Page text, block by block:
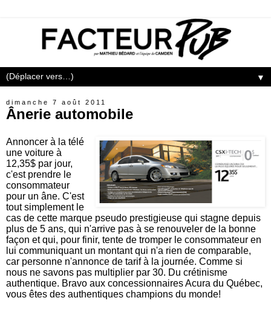
▼
dimanche 7 août 2011
Ânerie automobile
Annoncer à la télé
une voiture à
12,35$ par jour,
c'est prendre le
consommateur
pour un âne. C'est
tout simplement le
cas de cette marque pseudo prestigieuse qui stagne depuis
plus de 5 ans, qui n'arrive pas à se renouveler de la bonne
façon et qui, pour finir, tente de tromper le consommateur en
lui communiquant un montant qui n'a rien de comparable,
car personne n'annonce de tarif à la journée. Comme si
nous ne savons pas multiplier par 30. Du crétinisme
authentique. Bravo aux concessionnaires Acura du Québec,
vous êtes des authentiques champions du monde!